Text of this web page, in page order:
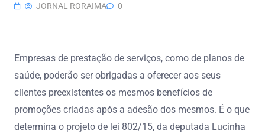
JORNAL RORAIMA 0
Empresas de prestação de serviços, como de planos de
saúde, poderão ser obrigadas a oferecer aos seus
clientes preexistentes os mesmos benefícios de
promoções criadas após a adesão dos mesmos. É o que
determina o projeto de lei 802/15, da deputada Lucinha